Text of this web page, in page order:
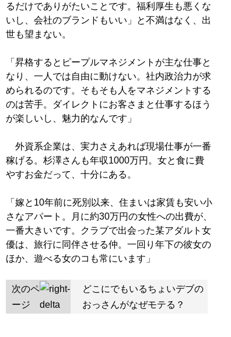
るだけでありがたいことです。福利厚生も悪くな
いし、会社のブランドもいい」と不満はなく、出
世も望まない。
「昇格するとピープルマネジメントが主な仕事と
なり、一人では自由に動けない。社内政治力が求
められるのです。そもそも人をマネジメントする
のは苦手。ダイレクトにお客さまと仕事するほう
が楽しいし、魅力的なんです」
外資系企業は、実力さえあれば現場仕事が一番
稼げる。杉澤さんも年収1000万円。女と食に費
やすお金だって、十分にある。
「嫁と10年前に死別以来、住まいは家賃も安い小
さなアパート。月に約30万円の女性への出費が、
一番大きいです。クラブで出会った某アダルト女
優は、旅行に同伴させる仲。一回り年下の彼女の
ほか、遊べる女のコも常にいます」
次のペ
ージ
どこにでもいるちょいデブの
おっさんがなぜモテる？